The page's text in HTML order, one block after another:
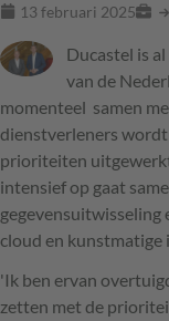
13 februari 2025
Ducastel is
van de
momenteel samen
dienstverleners
prioriteiten
intensief op gaat
gegevensuitwisseling
cloud en
'Ik ben ervan
zetten met de